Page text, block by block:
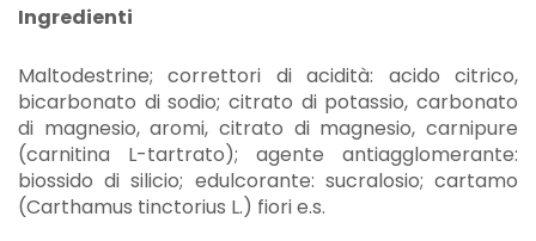
Ingredienti
Maltodestrine; correttori di acidità: acido citrico,
bicarbonato di sodio; citrato di potassio, carbonato
di magnesio, aromi, citrato di magnesio, carnipure
(carnitina L-tartrato); agente antiagglomerante:
biossido di silicio; edulcorante: sucralosio; cartamo
(Carthamus tinctorius L.) fiori e.s.